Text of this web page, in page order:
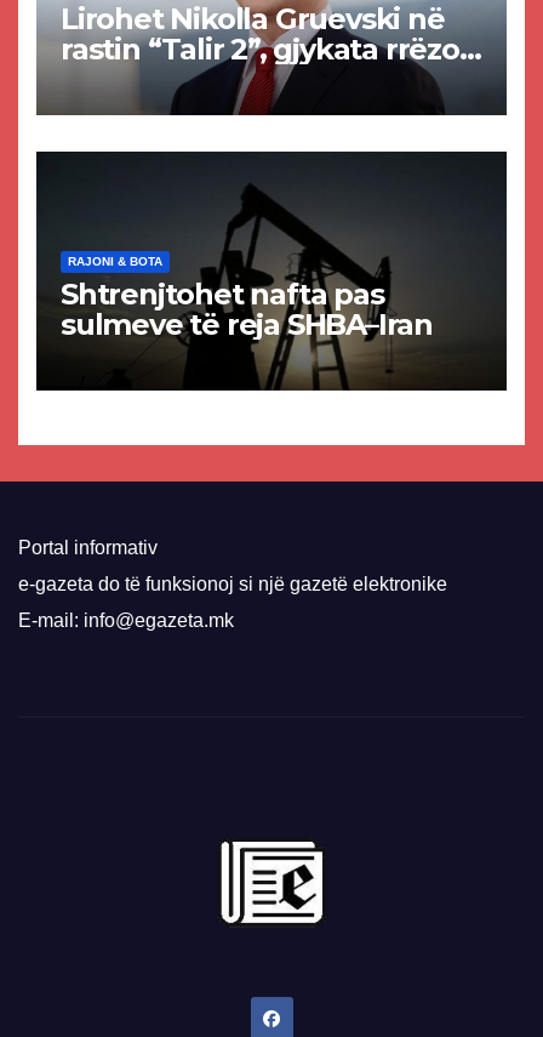
Lirohet Nikolla Gruevski në
rastin “Talir 2”, gjykata rrëzon
akuzat për ndërtimin e
paligjshëm të selisë së
RAJONI & BOTA
Shtrenjtohet nafta pas
sulmeve të reja SHBA–Iran
Portal informativ
e-gazeta do të funksionoj si një gazetë elektronike
E-mail: info@egazeta.mk